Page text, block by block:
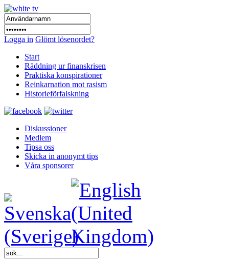
Logga in Glömt lösenordet?
Start
Räddning ur finanskrisen
Praktiska konspirationer
Reinkarnation mot rasism
Historieförfalskning
Diskussioner
Medlem
Tipsa oss
Skicka in anonymt tips
Våra sponsorer